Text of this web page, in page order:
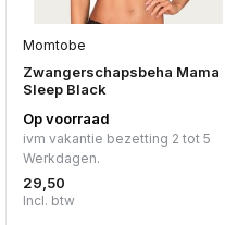
Momtobe
Zwangerschapsbeha Mama
Sleep Black
Op voorraad
ivm vakantie bezetting 2 tot 5
Werkdagen.
29,50
Incl. btw